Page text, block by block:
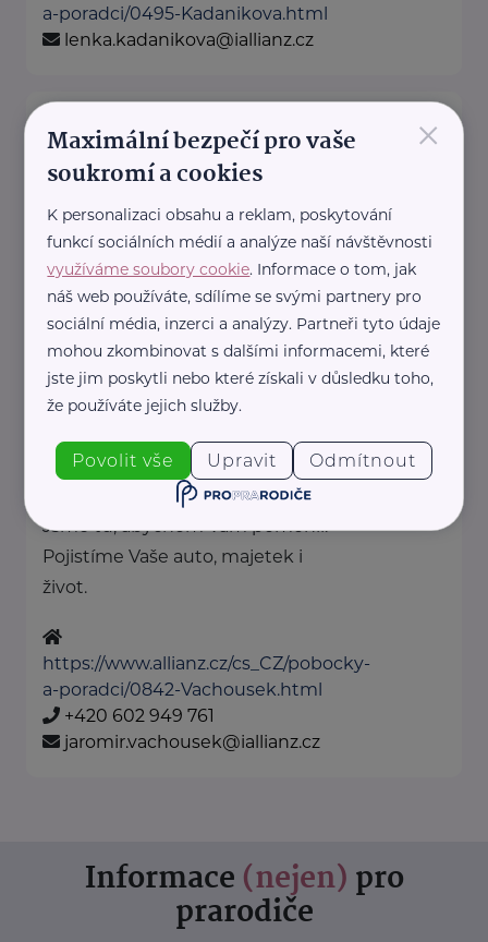
a-poradci/0495-Kadanikova.html
lenka.kadanikova@iallianz.cz
Švehlova 1391/32 Praha 10 - Hostivař
Pojistíme Vaše auto, majetek i
život.
https://www.allianz.cz/cs_CZ/pobocky-
a-poradci/0615-Rimarcikova.html
lucia.rimarcikova@iallianz.cz
Allianz pojišťovna, a. s.
Praha 10 - Štěrboholy
Jsme tu, abychom Vám pomohli.
Pojistíme Vaše auto, majetek i
život.
https://www.allianz.cz/cs_CZ/pobocky-
a-poradci/0842-Vachousek.html
+420 602 949 761
jaromir.vachousek@iallianz.cz
Informace (nejen) pro
prarodiče
×
Maximální bezpečí pro vaše
soukromí a cookies
K personalizaci obsahu a reklam, poskytování
funkcí sociálních médií a analýze naší návštěvnosti
využíváme soubory cookie. Informace o tom, jak
náš web používáte, sdílíme se svými partnery pro
sociální média, inzerci a analýzy. Partneři tyto údaje
mohou zkombinovat s dalšími informacemi, které
jste jim poskytli nebo které získali v důsledku toho,
že používáte jejich služby.
Povolit vše Upravit Odmítnout